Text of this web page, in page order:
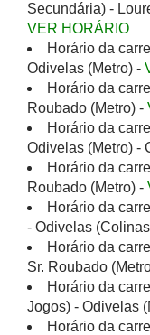
Secundária) -
VER HORÁRIO
Horário da
Odivelas (Metro) -
Horário da
Roubado (Metro) -
Horário da
Odivelas (Metro) -
Horário da
Roubado (Metro) -
Horário da
- Odivelas
Horário da
Sr. Roubado
Horário da
Jogos) - Odivelas
Horário da